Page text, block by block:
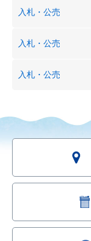
入札・公売
入札・公売
入札・公売